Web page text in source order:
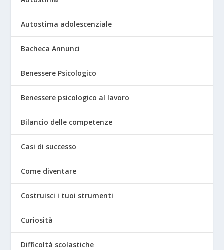
Autostima adolescenziale
Bacheca Annunci
Benessere Psicologico
Benessere psicologico al lavoro
Bilancio delle competenze
Casi di successo
Come diventare
Costruisci i tuoi strumenti
Curiosità
Difficoltà scolastiche